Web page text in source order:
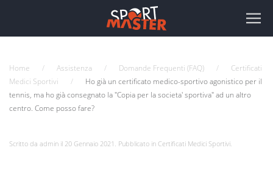
Home Assistenza Domande Frequenti (FAQ)
Certificati
Medici Sportivi
Ho già un certificato medico-sportivo agonistico per il
tennis, ma ho già consegnato la "Copia per la societa' sportiva" ad un altro
centro. Come posso fare?
Scritto da admin il 20 Gennaio 2021 . Pubblicato in Certificati Medici Sportivi.